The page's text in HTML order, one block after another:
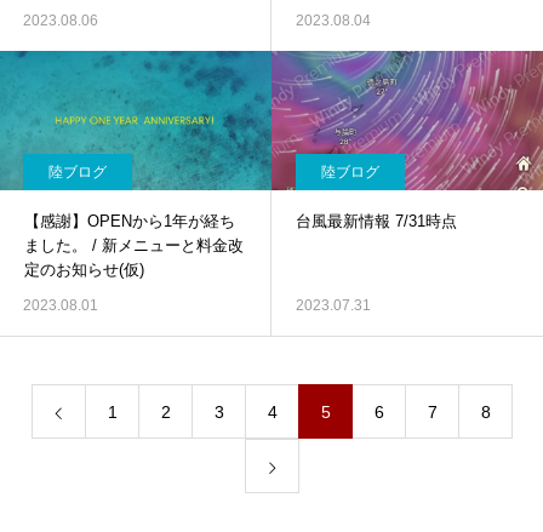
2023.08.06 2023.08.04
陸ブログ
【感謝】OPENから1年が経ち
ました。 / 新メニューと料金改
定のお知らせ(仮)
2023.08.01
陸ブログ
台風最新情報 7/31時点
2023.07.31
1 2 3 4 5 6 7 8